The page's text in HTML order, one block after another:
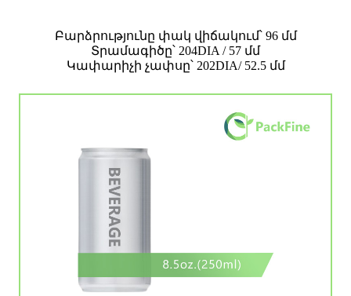
Բարձրությունը փակ վիճակում՝ 96 մմ
Տրամագիծը՝ 204DIA / 57 մմ
Կափարիչի չափսը՝ 202DIA/ 52.5 մմ